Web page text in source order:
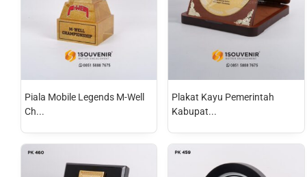
Piala Mobile Legends M-Well
Ch...
Plakat Kayu Pemerintah
Kabupat...